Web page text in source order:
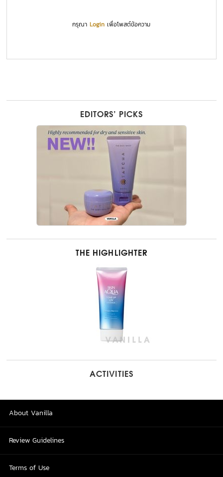
กรุณาLogin เพื่อโพสต์ข้อความ
EDITORS’ PICKS
THE HIGHLIGHTER
ACTIVITIES
About Vanilla
Review Guidelines
Terms of Use